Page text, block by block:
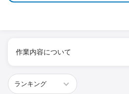
作業内容について